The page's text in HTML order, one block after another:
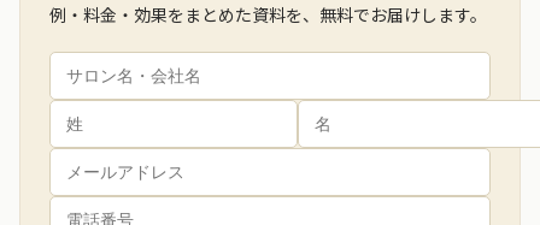
例・料金・効果をまとめた資料を、無料でお届けします。